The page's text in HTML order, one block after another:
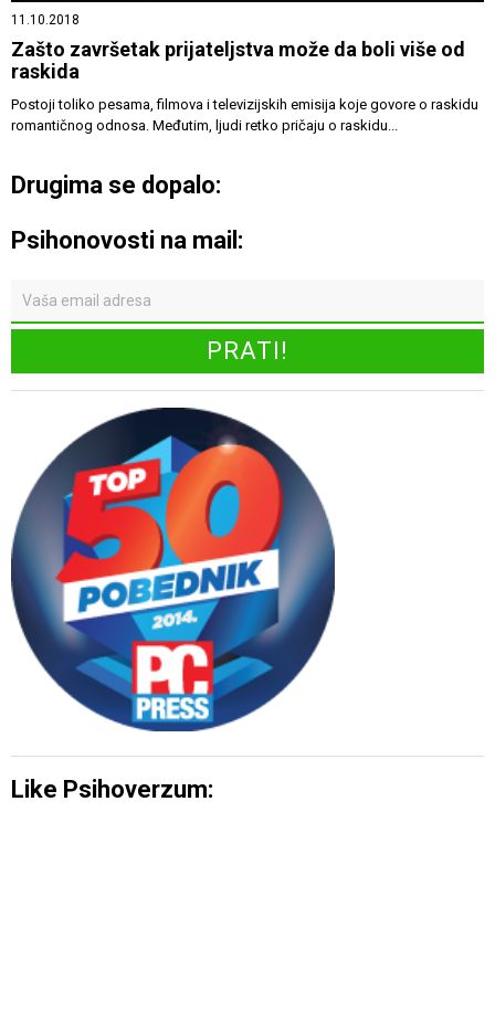
11.10.2018
Zašto završetak prijateljstva može da boli više od
raskida
Postoji toliko pesama, filmova i televizijskih emisija koje govore o raskidu
romantičnog odnosa. Međutim, ljudi retko pričaju o raskidu...
Drugima se dopalo:
Psihonovosti na mail:
Like Psihoverzum: